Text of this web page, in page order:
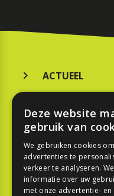
ACTUEEL
KOOPGIDS
TESTEN
SPORT
Deze website
gebruik van
We gebruiken cookies
advertenties te
verkeer te analyseren.
informatie over uw
met onze advertentie-